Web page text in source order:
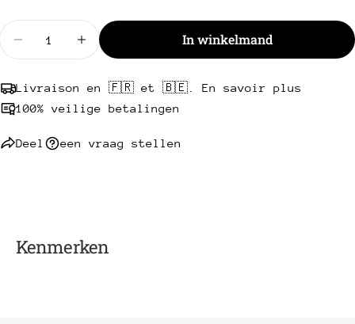
Verminder hoeveelheid voor ⭐ Halal Gerijpte
Toename hoeveelheid voor ⭐ Halal
In winkelmand
Livraison en 🇫🇷 et 🇧🇪. En savoir plus
100% veilige betalingen
Deel een vraag stellen
Kenmerken